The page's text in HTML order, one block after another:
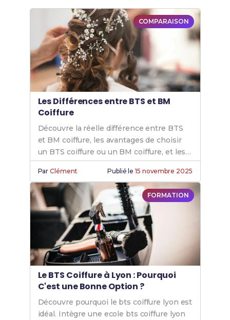
COMPARAISON
Les Différences entre BTS et BM
Coiffure
Découvre la réelle différence entre BTS
et BM coiffure, les avantages de choisir
un BTS coiffure ou un BM coiffure, et les
meilleures formations coiffure
disponibles.
ParClément Publié le15 novembre 2025
FORMATION
Le BTS Coiffure à Lyon : Pourquoi
C'est une Bonne Option ?
Découvre pourquoi le bts coiffure lyon est
idéal. Intègre une ecole bts coiffure lyon